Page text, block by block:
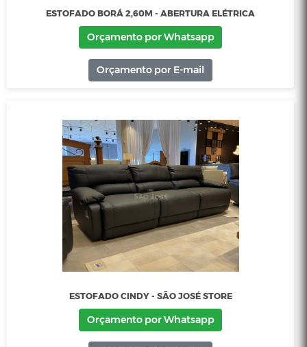
Orçamento por E-mail
CRISTALEIRA MADRID - SÃO JOSÉ STORE
Orçamento por Whatsapp
Orçamento por E-mail